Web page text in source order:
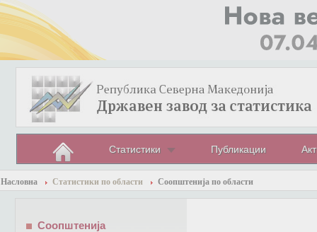
Статистики Публикации
Насловна Статистики по области Соопштенија по области
Соопштенија